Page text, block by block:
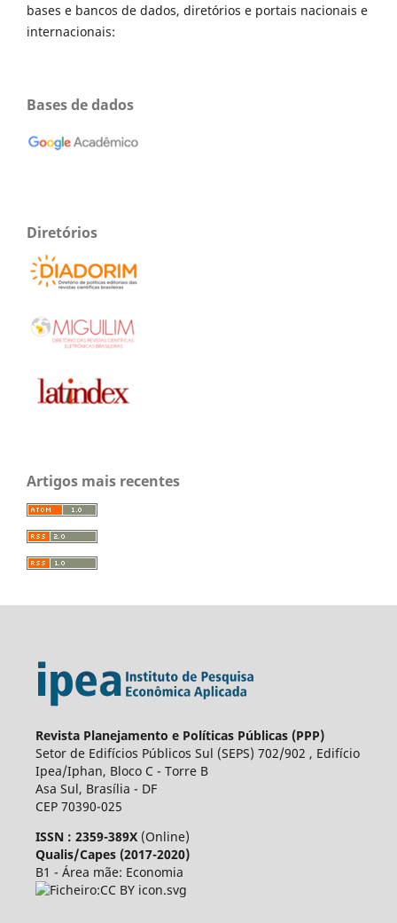
bases e bancos de dados, diretórios e portais nacionais e
internacionais:
Bases de dados
Diretórios
Artigos mais recentes
Revista Planejamento e Políticas Públicas (PPP)
Setor de Edifícios Públicos Sul (SEPS) 702/902 , Edifício
Ipea/Iphan, Bloco C - Torre B
Asa Sul, Brasília - DF
CEP 70390-025
ISSN : 2359-389X (Online)
Qualis/Capes (2017-2020)
B1 - Área mãe: Economia